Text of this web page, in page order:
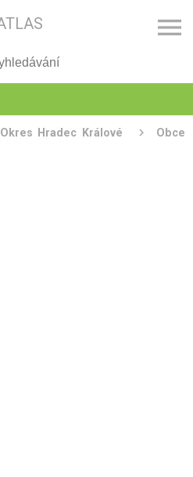

Okres Hradec Králové
Obce